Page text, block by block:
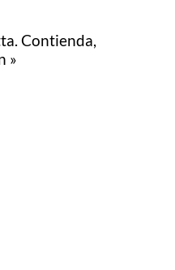
Contienda,
»